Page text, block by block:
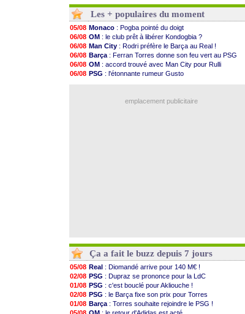
19h09 PSG: 4 retours dans le groupe face à Man Utd ...
18h48
Nice : Kevin Carlos va partir en Italie
18h37 L1: prison avec sursis requis contre un arbitre
18h29
Leganés: c'est signé pour Luca Zidane (off.)
17h58
Atletico: Ruggeri en route pour Aston Villa
17h46
Monaco : Filipe Luis soutient Biereth
17h32
Lyon : Mangala prêté à Getafe (officiel)
17h16
PSG: Nsoki va signer en Croatie
16h59
Arsenal: Naples vise Gabriel Jesus
: Haise a prolongé (officiel)
Les + populaires du moment
05/08 Monaco : Pogba pointé du doigt
06/08 OM : le club prêt à libérer Kondogbia ?
06/08 Man City : Rodri préfère le Barça au Real !
06/08 Barça : Ferran Torres donne son feu vert au PSG
06/08 OM : accord trouvé avec Man City pour Rulli
06/08 PSG : l'étonnante rumeur Gusto
emplacement publicitaire
Ça a fait le buzz depuis 7 jours
05/08 Real : Diomandé arrive pour 140 M€ !
02/08 PSG : Dupraz se prononce pour la LdC
01/08 PSG : c'est bouclé pour Akliouche !
02/08 PSG : le Barça fixe son prix pour Torres
01/08 Barça : Torres souhaite rejoindre le PSG !